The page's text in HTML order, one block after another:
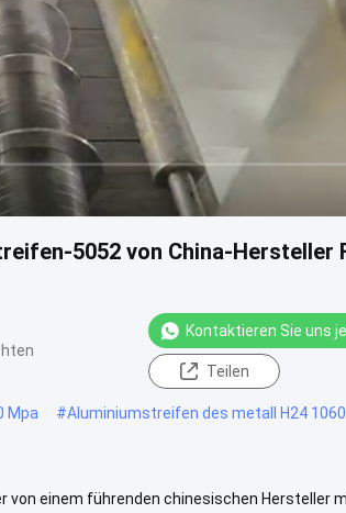
5052 von China-Hersteller
Kontaktieren Sie uns
Teilen
Mpa #Aluminiumstreifen des metall H24 1060
von einem führenden chinesischen Hersteller